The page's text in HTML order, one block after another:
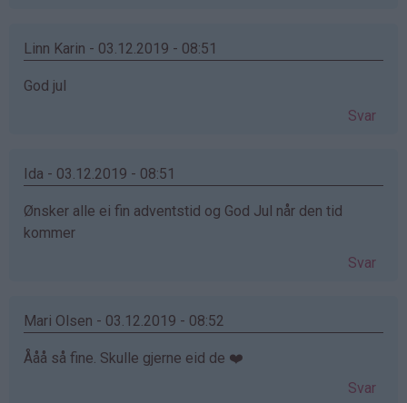
Linn Karin - 03.12.2019 - 08:51
God jul
Svar
Ida - 03.12.2019 - 08:51
Ønsker alle ei fin adventstid og God Jul når den tid
kommer
Svar
Mari Olsen - 03.12.2019 - 08:52
Ååå så fine. Skulle gjerne eid de ❤️
Svar